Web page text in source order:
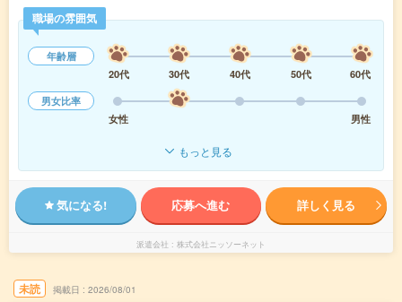
職場の雰囲気
年齢層
20代
30代 40代 50代
60代
男女比率
女性
男性
もっと見る
気になる! 応募へ進む 詳しく見る
派遣会社 株式会社ニッソーネット
未読 掲載日 2026/08/01